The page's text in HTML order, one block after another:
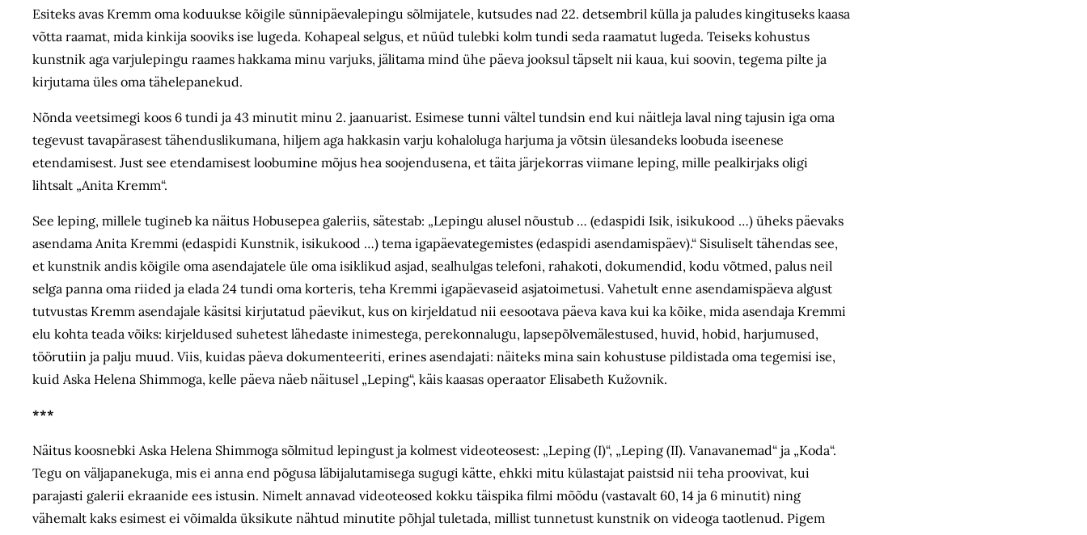
Esiteks avas Kremm oma koduukse kõigile sünnipäevalepingu sõlmijatele, kutsudes nad 22. detsembril külla ja paludes kingituseks kaasa
võtta raamat, mida kinkija sooviks ise lugeda. Kohapeal selgus, et nüüd tulebki kolm tundi seda raamatut lugeda. Teiseks kohustus
kunstnik aga varjulepingu raames hakkama minu varjuks, jälitama mind ühe päeva jooksul täpselt nii kaua, kui soovin, tegema pilte ja
kirjutama üles oma tähelepanekud.
Nõnda veetsimegi koos 6 tundi ja 43 minutit minu 2. jaanuarist. Esimese tunni vältel tundsin end kui näitleja laval ning tajusin iga oma
tegevust tavapärasest tähenduslikumana, hiljem aga hakkasin varju kohaloluga harjuma ja võtsin ülesandeks loobuda iseenese
etendamisest. Just see etendamisest loobumine mõjus hea soojendusena, et täita järjekorras viimane leping, mille pealkirjaks oligi
lihtsalt „Anita Kremm“.
See leping, millele tugineb ka näitus Hobusepea galeriis, sätestab: „Lepingu alusel nõustub … (edaspidi Isik, isikukood …) üheks päevaks
asendama Anita Kremmi (edaspidi Kunstnik, isikukood …) tema igapäevategemistes (edaspidi asendamispäev).“ Sisuliselt tähendas see,
et kunstnik andis kõigile oma asendajatele üle oma isiklikud asjad, sealhulgas telefoni, rahakoti, dokumendid, kodu võtmed, palus neil
selga panna oma riided ja elada 24 tundi oma korteris, teha Kremmi igapäevaseid asjatoimetusi. Vahetult enne asendamispäeva algust
tutvustas Kremm asendajale käsitsi kirjutatud päevikut, kus on kirjeldatud nii eesootava päeva kava kui ka kõike, mida asendaja Kremmi
elu kohta teada võiks: kirjeldused suhetest lähedaste inimestega, perekonnalugu, lapsepõlvemälestused, huvid, hobid, harjumused,
töörutiin ja palju muud. Viis, kuidas päeva dokumenteeriti, erines asendajati: näiteks mina sain kohustuse pildistada oma tegemisi ise,
kuid Aska Helena Shimmoga, kelle päeva näeb näitusel „Leping“, käis kaasas operaator Elisabeth Kužovnik.
***
Näitus koosnebki Aska Helena Shimmoga sõlmitud lepingust ja kolmest videoteosest: „Leping (I)“, „Leping (II). Vanavanemad“ ja „Koda“.
Tegu on väljapanekuga, mis ei anna end põgusa läbijalutamisega sugugi kätte, ehkki mitu külastajat paistsid nii teha proovivat, kui
parajasti galerii ekraanide ees istusin. Nimelt annavad videoteosed kokku täispika filmi mõõdu (vastavalt 60, 14 ja 6 minutit) ning
vähemalt kaks esimest ei võimalda üksikute nähtud minutite põhjal tuletada, millist tunnetust kunstnik on videoga taotlenud. Pigem